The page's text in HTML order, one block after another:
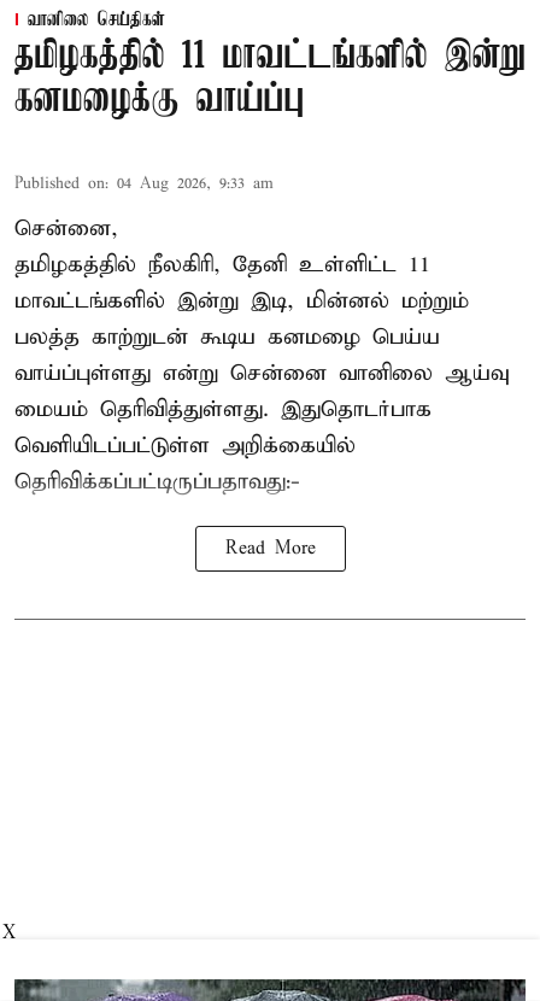
வானிலை செய்திகள்
தமிழகத்தில் 11 மாவட்டங்களில் இன்று
கனமழைக்கு வாய்ப்பு
Published on: 04 Aug 2026, 9:33 am
சென்னை,
தமிழகத்தில் நீலகிரி, தேனி உள்ளிட்ட 11
மாவட்டங்களில் இன்று இடி, மின்னல் மற்றும்
பலத்த காற்றுடன் கூடிய கனமழை பெய்ய
வாய்ப்புள்ளது என்று சென்னை வானிலை ஆய்வு
மையம் தெரிவித்துள்ளது. இதுதொடர்பாக
வெளியிடப்பட்டுள்ள அறிக்கையில்
தெரிவிக்கப்பட்டிருப்பதாவது:-
Read More
X